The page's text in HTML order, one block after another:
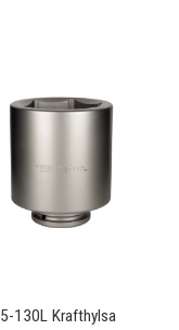
5-130L Krafthylsa